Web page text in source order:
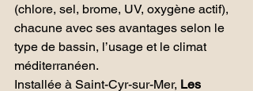
(chlore, sel, brome, UV, oxygène actif),
chacune avec ses avantages selon le
type de bassin, l’usage et le climat
méditerranéen.
Installée à Saint-Cyr-sur-Mer, Les